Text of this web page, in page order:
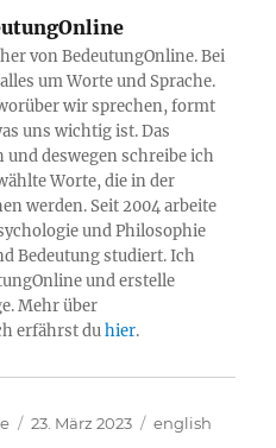
von BedeutungOnline. Bei
um Worte und Sprache.
wir sprechen, formt
uns wichtig ist. Das
deswegen schreibe ich
Worte, die in der
werden. Seit 2004 arbeite
und Philosophie
Bedeutung studiert. Ich
und erstelle
Mehr über
erfährst duhier.
Veröffentlicht
23. März 2023 Kategorien
english